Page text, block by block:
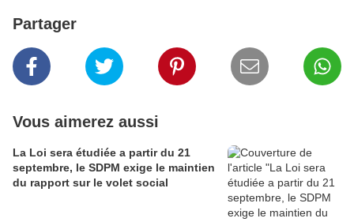
Partager
Vous aimerez aussi
La Loi sera étudiée a partir du 21
septembre, le SDPM exige le maintien
du rapport sur le volet social